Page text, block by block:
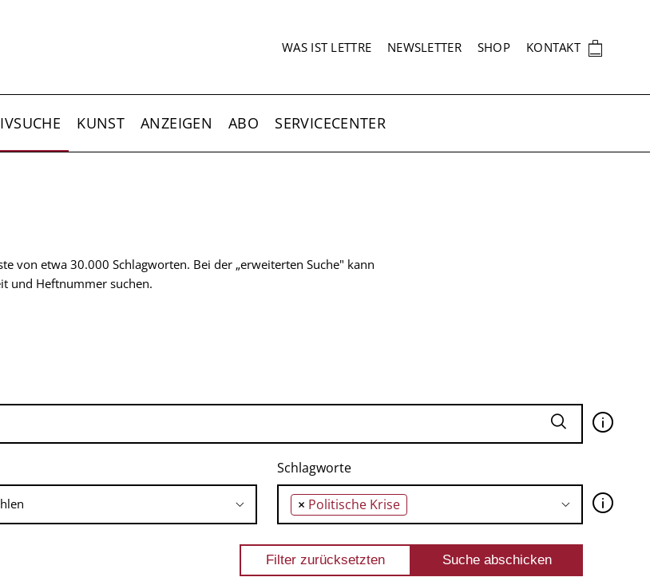
SEKUNDÄRNAVIGATION
WAS IST LETTRE NEWSLETTER SHOP KONTAKT 🛍
KUNST ANZEIGEN ABO SERVICECENTER
von etwa 30.000 Schlagworten. Bei der „erweiterten Suche" kann
und Heftnummer suchen.
🛈
Schlagworte
× Politische Krise 🛈